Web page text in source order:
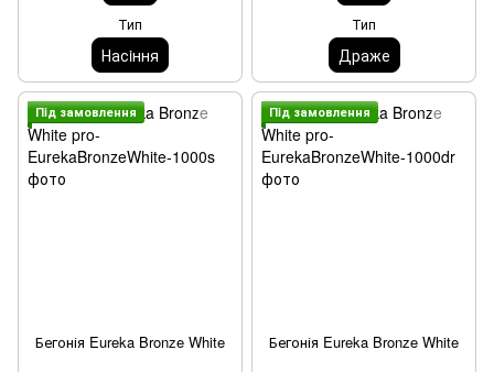
Тип
Насiння
Тип
Драже
Пiд замовлення
Бегонія Eureka Bronze White
Пiд замовлення
Бегонія Eureka Bronze White